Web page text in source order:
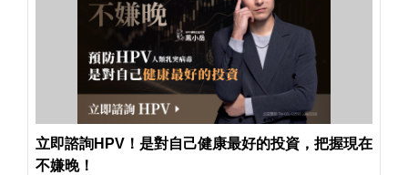
立即諮詢HPV！是對自己健康最好的投資，把握現在
不嫌晚！